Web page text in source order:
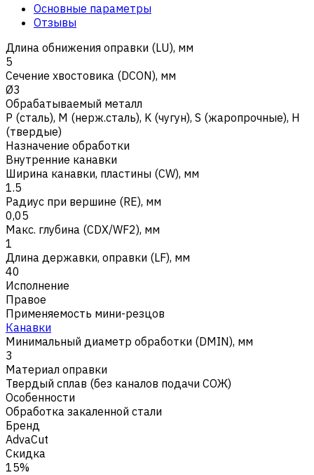
Основные параметры
Отзывы
Длина обнижения оправки (LU), мм
5
Сечение хвостовика (DCON), мм
Ø3
Обрабатываемый металл
Р (сталь), M (нерж.сталь), K (чугун), S (жаропрочные), H
(твердые)
Назначение обработки
Внутренние канавки
Ширина канавки, пластины (CW), мм
1.5
Радиус при вершине (RE), мм
0,05
Макс. глубина (CDX/WF2), мм
1
Длина державки, оправки (LF), мм
40
Исполнение
Правое
Применяемость мини-резцов
Канавки
Минимальный диаметр обработки (DMIN), мм
3
Материал оправки
Твердый сплав (без каналов подачи СОЖ)
Особенности
Обработка закаленной стали
Бренд
AdvaCut
Скидка
15%